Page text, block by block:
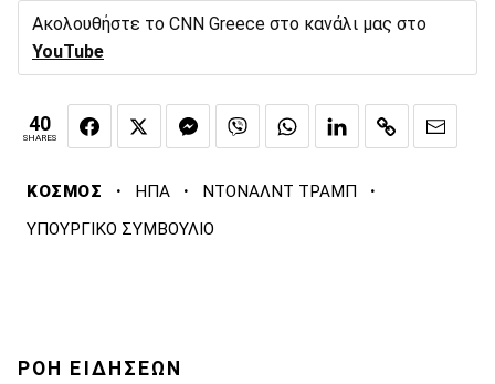
Ακολουθήστε το CNN Greece στο κανάλι μας στο
YouTube
40
SHARES
ΚΟΣΜΟΣ · ΗΠΑ · ΝΤΟΝΑΛΝΤ ΤΡΑΜΠ ·
ΥΠΟΥΡΓΙΚΟ ΣΥΜΒΟΥΛΙΟ
ΡΟΗ ΕΙΔΗΣΕΩΝ